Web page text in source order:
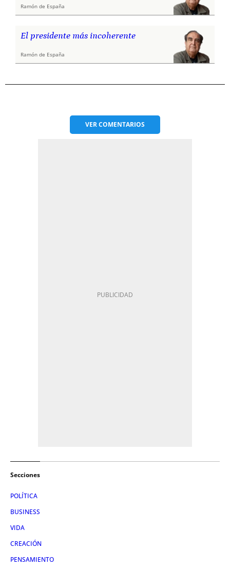
Ramón de España
El presidente más incoherente
Ramón de España
VERCOMENTARIOS
Secciones
POLÍTICA
BUSINESS
VIDA
CREACIÓN
PENSAMIENTO